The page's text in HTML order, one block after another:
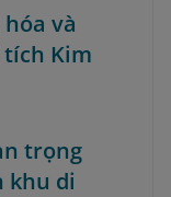
và
Kim
trọng
khu di